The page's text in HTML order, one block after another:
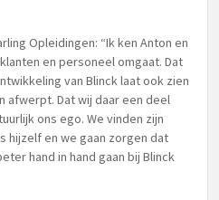
Opleidingen: “Ik ken Anton en
en personeel omgaat. Dat
van Blinck laat ook zien
afwerpt. Dat wij daar een deel
ons ego. We vinden zijn
hijzelf en we gaan zorgen dat
hand in hand gaan bij Blinck